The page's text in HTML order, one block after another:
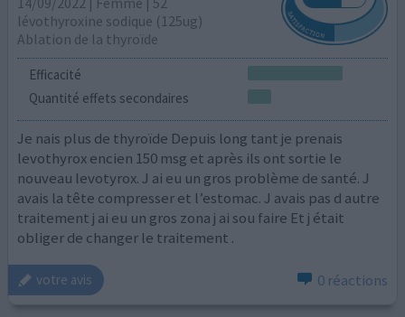
lévothyroxine sodique (125ug)
Ablation de la thyroïde
Efficacité
Quantité effets secondaires
Je nais plus de thyroïde Depuis long tant je prenais
levothyrox encien 150 msg et après ils ont sortie le
nouveau levotyrox. J ai eu un gros problème de santé. J
avais la tête compresser et l’estomac. J avais pas d autre
traitement j ai eu un gros zona j ai sou faire Et j était
obliger de changer le traitement .
votre avis 0 réactions